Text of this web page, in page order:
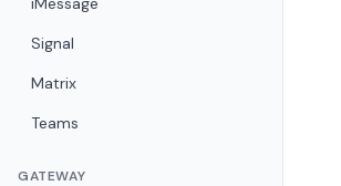
Signal
Matrix
Teams
GATEWAY